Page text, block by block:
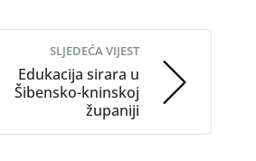
SLJEDEĆA VIJEST
Edukacija sirara u
Šibensko-kninskoj
županiji